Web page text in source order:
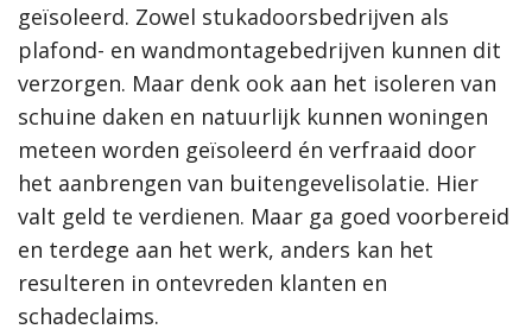
geïsoleerd. Zowel stukadoorsbedrijven als
plafond- en wandmontagebedrijven kunnen dit
verzorgen. Maar denk ook aan het isoleren van
schuine daken en natuurlijk kunnen woningen
meteen worden geïsoleerd én verfraaid door
het aanbrengen van buitengevelisolatie. Hier
valt geld te verdienen. Maar ga goed voorbereid
en terdege aan het werk, anders kan het
resulteren in ontevreden klanten en
schadeclaims.